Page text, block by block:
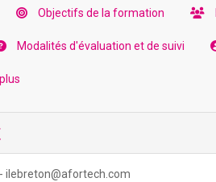
Objectifs de la formation
Modalités d'évaluation et de suivi
- ilebreton@afortech.com